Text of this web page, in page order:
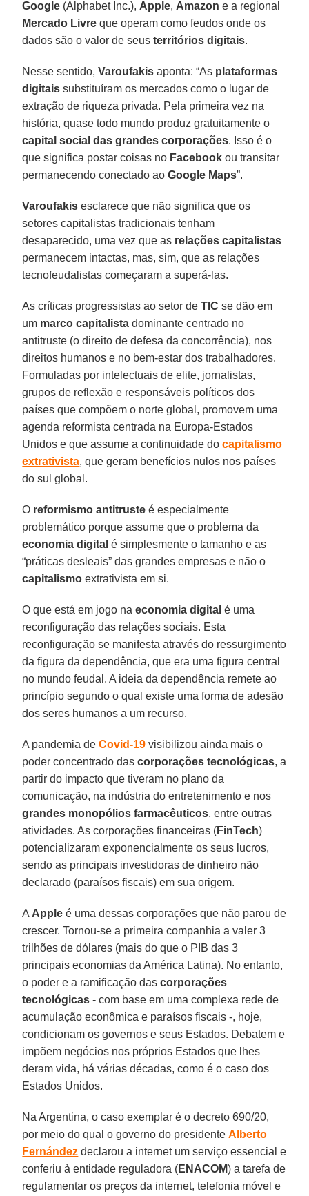
Google (Alphabet Inc.), Apple, Amazon e a regional
Mercado Livre que operam como feudos onde os
dados são o valor de seusterritórios digitais.
Nesse sentido,Varoufakis aponta: “As plataformas
digitais substituíram os mercados como o lugar de
extração de riqueza privada. Pela primeira vez na
história, quase todo mundo produz gratuitamente o
capital social das grandes corporações. Isso é o
que significa postar coisas no Facebook ou transitar
permanecendo conectado aoGoogle Maps”.
Varoufakis esclarece que não significa que os
setores capitalistas tradicionais tenham
desaparecido, uma vez que as relações capitalistas
permanecem intactas, mas, sim, que as relações
tecnofeudalistas começaram a superá-las.
As críticas progressistas ao setor deTIC se dão em
um marco capitalista dominante centrado no
antitruste (o direito de defesa da concorrência), nos
direitos humanos e no bem-estar dos trabalhadores.
Formuladas por intelectuais de elite, jornalistas,
grupos de reflexão e responsáveis políticos dos
países que compõem o norte global, promovem uma
agenda reformista centrada na Europa-Estados
Unidos e que assume a continuidade docapitalismo
extrativista, que geram benefícios nulos nos países
do sul global.
O reformismo antitruste é especialmente
problemático porque assume que o problema da
economia digital é simplesmente o tamanho e as
“práticas desleais” das grandes empresas e não o
capitalismo extrativista em si.
O que está em jogo naeconomia digital é uma
reconfiguração das relações sociais. Esta
reconfiguração se manifesta através do ressurgimento
da figura da dependência, que era uma figura central
no mundo feudal. A ideia da dependência remete ao
princípio segundo o qual existe uma forma de adesão
dos seres humanos a um recurso.
A pandemia deCovid-19 visibilizou ainda mais o
poder concentrado dascorporações tecnológicas, a
partir do impacto que tiveram no plano da
comunicação, na indústria do entretenimento e nos
grandes monopólios farmacêuticos, entre outras
atividades. As corporações financeiras (FinTech)
potencializaram exponencialmente os seus lucros,
sendo as principais investidoras de dinheiro não
declarado (paraísos fiscais) em sua origem.
A Apple é uma dessas corporações que não parou de
crescer. Tornou-se a primeira companhia a valer 3
trilhões de dólares (mais do que o PIB das 3
principais economias da América Latina). No entanto,
o poder e a ramificação dascorporações
tecnológicas - com base em uma complexa rede de
acumulação econômica e paraísos fiscais -, hoje,
condicionam os governos e seus Estados. Debatem e
impõem negócios nos próprios Estados que lhes
deram vida, há várias décadas, como é o caso dos
Estados Unidos.
Na Argentina, o caso exemplar é o decreto 690/20,
por meio do qual o governo do presidenteAlberto
Fernández declarou a internet um serviço essencial e
conferiu à entidade reguladora (ENACOM) a tarefa de
regulamentar os preços da internet, telefonia móvel e